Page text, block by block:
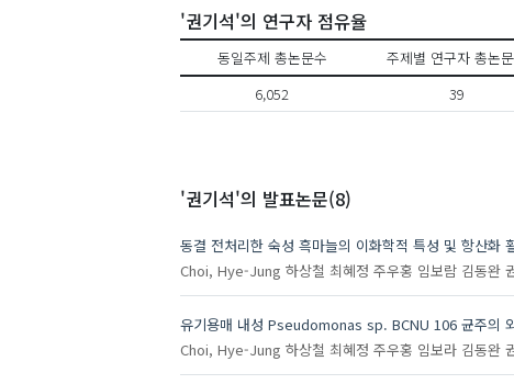
'권기석'의 연구자 점유율
동일주제 총논문수 주제별 연구자 총논
6,052
39
'권기석'의 발표논문(8)
동결 전처리한 숙성 흑마늘의 이화학적 특성 및 항산화
Choi, Hye-Jung 하상철 최혜정 주우홍 임보람 김동완
유기용매 내성 Pseudomonas sp. BCNU 106 균주의
Choi, Hye-Jung 하상철 최혜정 주우홍 임보라 김동완